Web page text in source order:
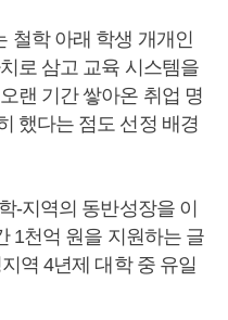
철학 아래 학생 개개인
로 삼고 교육 시스템을
랜 기간 쌓아온 취업 명
했다는 점도 선정 배경
-지역의 동반성장을 이
1천억 원을 지원하는 글
역 4년제 대학 중 유일